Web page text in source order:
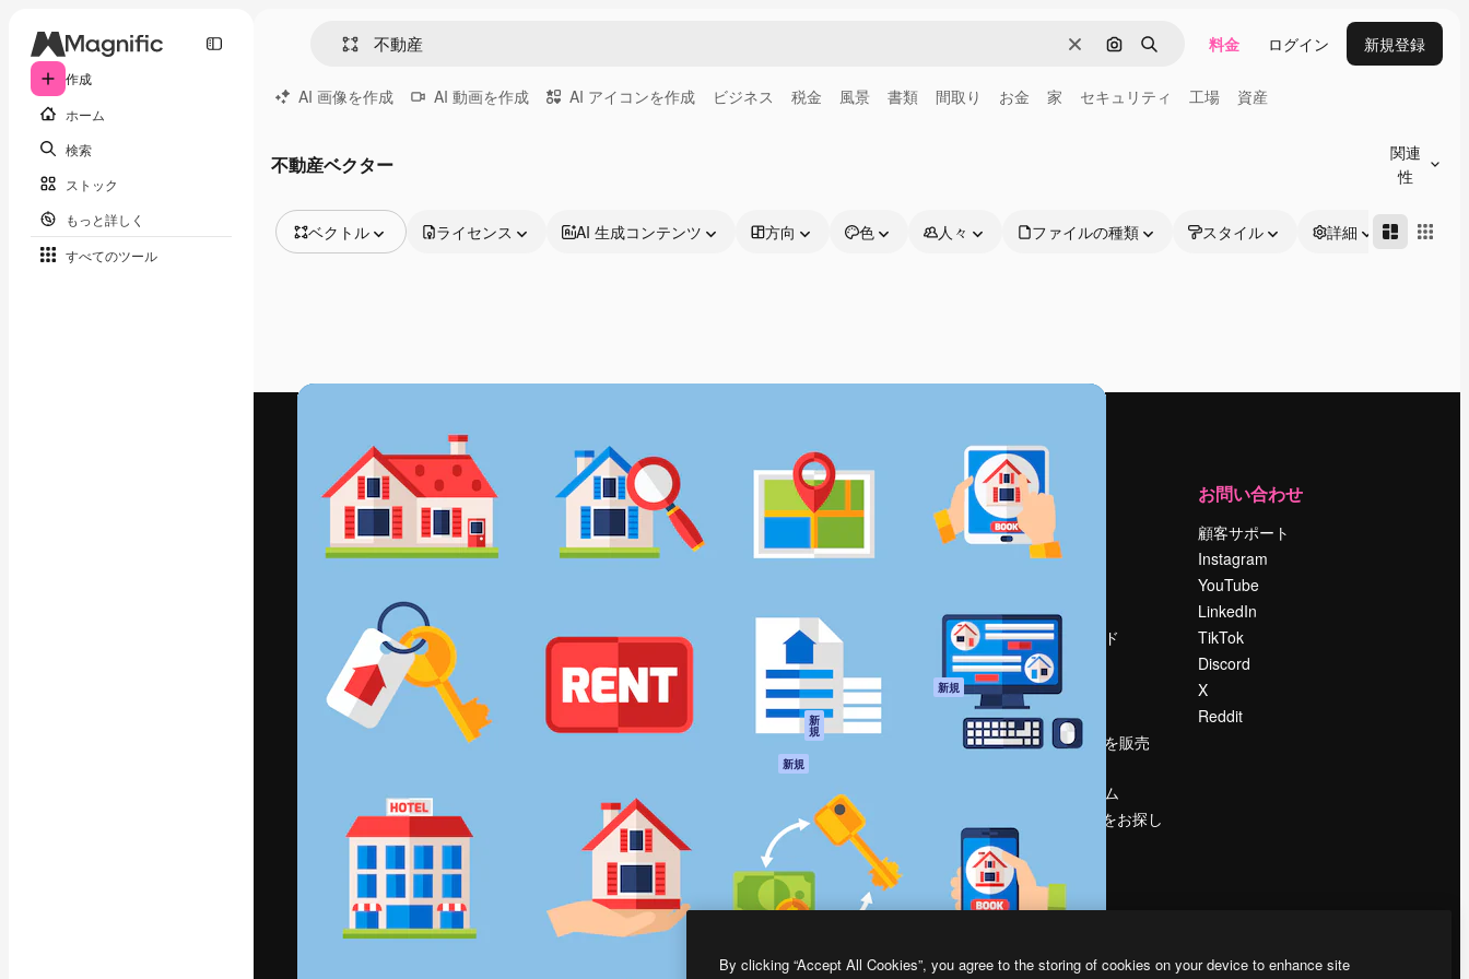
作成
ホーム
検索
ストック
もっと詳しく
すべてのツール
消去 画像で検索
検索 料金 ログイン 新規登録
AI 画像を作成 AI 動画を作成 AI アイコンを作成 ビジネス 税金 風景 書類 間取り お金 家 セキュリティ 工場 資産
不動産ベクター
関連
性
ベクトル
動画
モーショングラフィックス
動画テンプレート
3D モデル
フォント
ライセンス AI 生成コンテンツ 方向 色 人々 ファイルの種類 スタイル 詳細
最高のクリエイティブ制作を導くためのプラ
ットフォーム。クリエイター、企業、代理
います。
日本語
Spaces
AI アシスタント
AI 音声合成ツール
ストックコンテン
Claude/ChatGPT
向けMCP
新
規
新規
すべてのMagnificツ
ドキュメント
プライバシーポリ
オリジナル
新規
クッキーポリシー
トラストセンター
運営
料金
会社概要
採用情報
検索トレンド
ブログ
イベント
Slidesgo
コンテンツを販売
プレスルーム
magnific.aiをお探し
お問い合わせ
顧客サポート
Instagram
YouTube
LinkedIn
TikTok
Discord
X
Reddit
Copyright © 2010- Freepik Company S.L.U.無断複写・転載を禁じます
By clicking “Accept All Cookies”, you agree to the storing of cookies on your device to enhance site